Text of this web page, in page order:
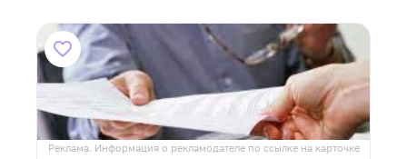
Реклама. Информация о рекламодателе по ссылке на карточке